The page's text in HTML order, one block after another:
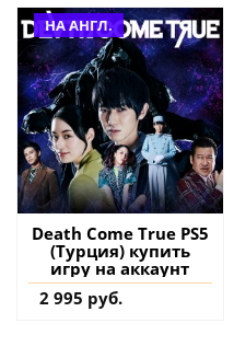
НА АНГЛ.
Death Come True PS5
(Турция) купить
игру на аккаунт
2 995 руб.